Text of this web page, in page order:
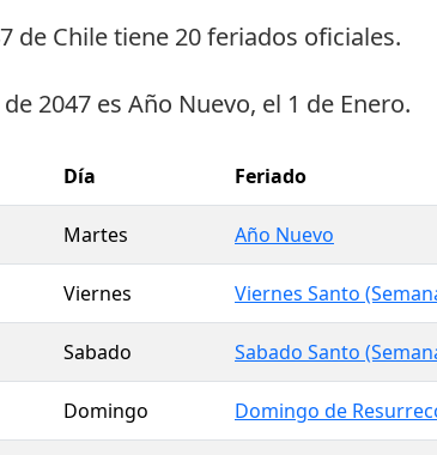
de Chile tiene 20 feriados oficiales.
2047 es Año Nuevo, el 1 de Enero.
Día Feriado
Martes Año Nuevo
Viernes Viernes Santo
Sabado Sabado Santo
Domingo Domingo de